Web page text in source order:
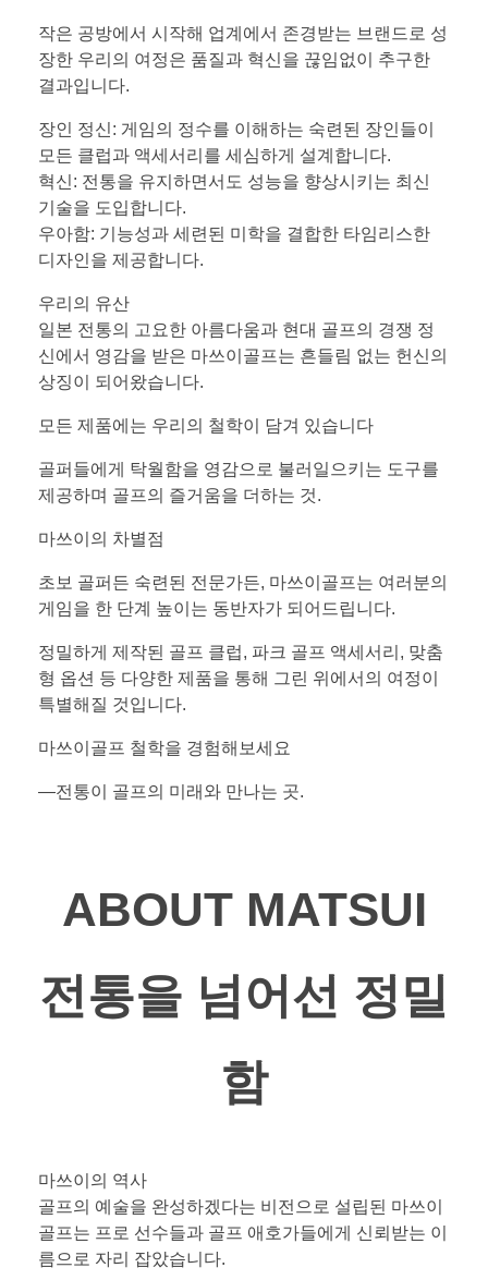
작은 공방에서 시작해 업계에서 존경받는 브랜드로 성
장한 우리의 여정은 품질과 혁신을 끊임없이 추구한
결과입니다.
장인 정신: 게임의 정수를 이해하는 숙련된 장인들이
모든 클럽과 액세서리를 세심하게 설계합니다.
혁신: 전통을 유지하면서도 성능을 향상시키는 최신
기술을 도입합니다.
우아함: 기능성과 세련된 미학을 결합한 타임리스한
디자인을 제공합니다.
우리의 유산
일본 전통의 고요한 아름다움과 현대 골프의 경쟁 정
신에서 영감을 받은 마쓰이골프는 흔들림 없는 헌신의
상징이 되어왔습니다.
모든 제품에는 우리의 철학이 담겨 있습니다
골퍼들에게 탁월함을 영감으로 불러일으키는 도구를
제공하며 골프의 즐거움을 더하는 것.
마쓰이의 차별점
초보 골퍼든 숙련된 전문가든, 마쓰이골프는 여러분의
게임을 한 단계 높이는 동반자가 되어드립니다.
정밀하게 제작된 골프 클럽, 파크 골프 액세서리, 맞춤
형 옵션 등 다양한 제품을 통해 그린 위에서의 여정이
특별해질 것입니다.
마쓰이골프 철학을 경험해보세요
—전통이 골프의 미래와 만나는 곳.
ABOUT MATSUI
전통을 넘어선 정밀
함
마쓰이의 역사
골프의 예술을 완성하겠다는 비전으로 설립된 마쓰이
골프는 프로 선수들과 골프 애호가들에게 신뢰받는 이
름으로 자리 잡았습니다.